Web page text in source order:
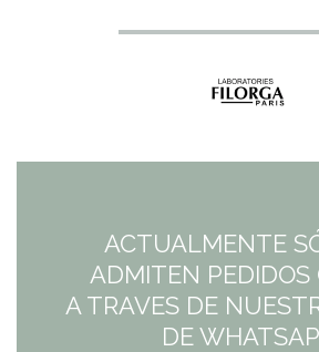
ACTUALMENTE
ADMITEN PEDIDOS
A TRAVES DE
DE